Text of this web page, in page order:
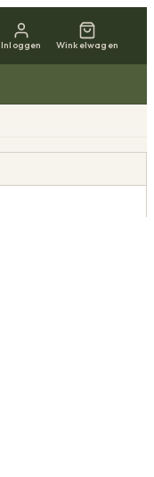
Inloggen Winkelwagen